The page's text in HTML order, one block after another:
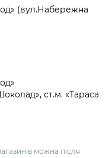
(вул.Набережна
ст.м. «Тараса
можна після